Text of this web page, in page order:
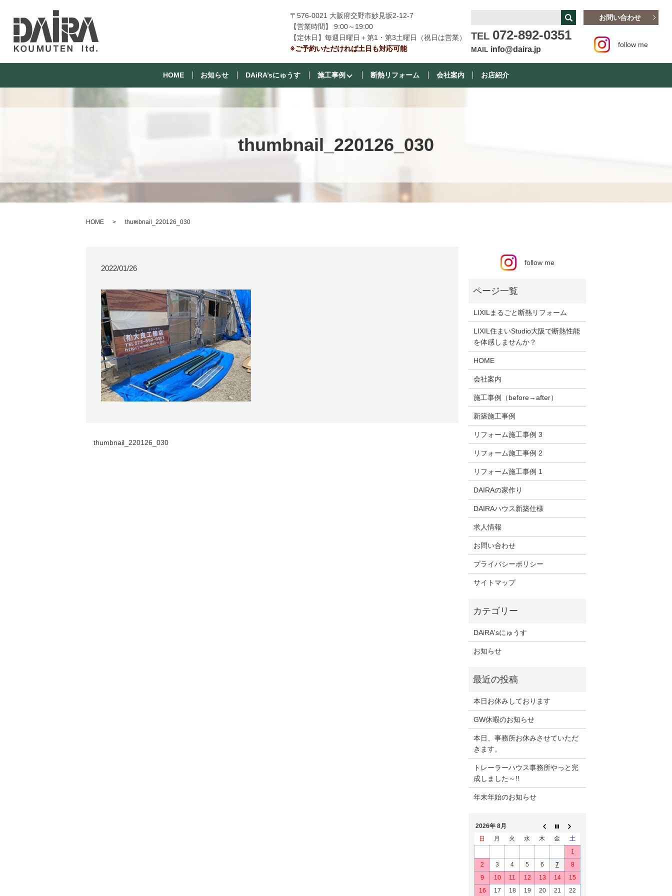
〒576-0021 大阪府交野市妙見坂2-12-7
【営業時間】 9:00～19:00
【定休日】毎週日曜日＋第1・第3土曜日（祝日は営業）
※ご予約いただければ土日も対応可能
TEL 072-892-0351
MAIL info@daira.jp
お問い合わせ
follow me
HOME お知らせ DAiRA’sにゅうす 施工事例 断熱リフォーム 会社案内 お店紹介
thumbnail_220126_030
HOME thumbnail_220126_030
2022/01/26
thumbnail_220126_030
follow me
LIXILまるごと断熱リフォーム
LIXIL住まいStudio大阪で断熱性能
を体感しませんか？
HOME
会社案内
施工事例（before→after）
新築施工事例
リフォーム施工事例 3
リフォーム施工事例 2
リフォーム施工事例 1
DAIRAの家作り
DAIRAハウス新築仕様
求人情報
お問い合わせ
プライバシーポリシー
サイトマップ
DAiRA'sにゅうす
お知らせ
本日お休みしております
GW休暇のお知らせ
本日、事務所お休みさせていただ
きます。
トレーラーハウス事務所やっと完
成しました～!!
年末年始のお知らせ
2026年 8月
日
月 火 水 木 金
土
1
2
3 4 5 6 7
8
9
10 11 12 13 14
15
16
17 18 19 20 21 22